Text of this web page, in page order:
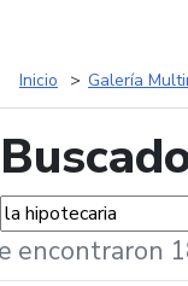
Inicio Galería
encontraron